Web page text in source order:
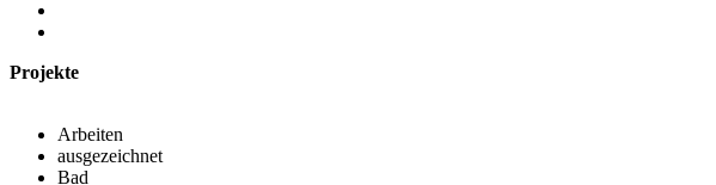
Projekte
Arbeiten
ausgezeichnet
Bad